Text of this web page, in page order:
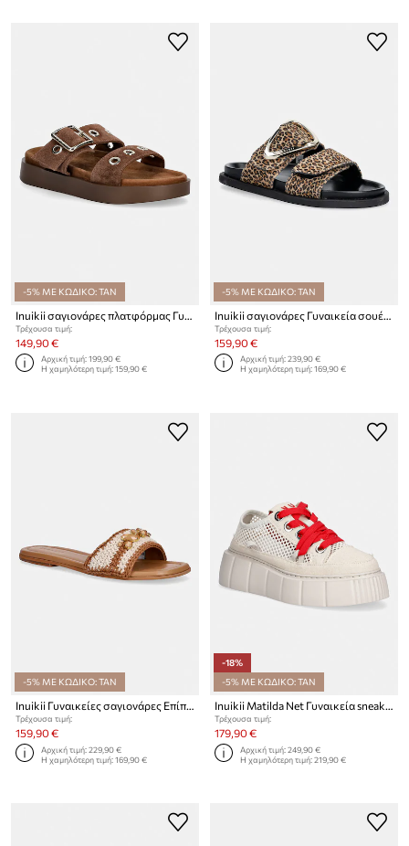
-5% ΜΕ ΚΩΔΙΚΟ: TAN
Τρέχουσα τιμή:
149,90 €
Αρχική τιμή:199,90 €
Η χαμηλότερη τιμή:159,90 €
-5% ΜΕ ΚΩΔΙΚΟ: TAN
Τρέχουσα τιμή:
159,90 €
Αρχική τιμή:239,90 €
Η χαμηλότερη τιμή:169,90 €
-5% ΜΕ ΚΩΔΙΚΟ: TAN
Inuikii Γυναικείες σαγιονάρες Επίπεδο τακούνι Woven Cali
Τρέχουσα τιμή:
159,90 €
Αρχική τιμή:229,90 €
Η χαμηλότερη τιμή:169,90 €
-18%
-5% ΜΕ ΚΩΔΙΚΟ: TAN
Inuikii Matilda Net Γυναικεία sneakers
Τρέχουσα τιμή:
179,90 €
Αρχική τιμή:249,90 €
Η χαμηλότερη τιμή:219,90 €